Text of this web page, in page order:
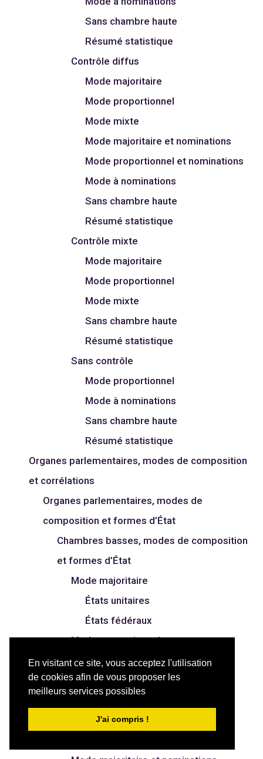
En visitant ce site, vous acceptez l'utilisation
de cookies afin de vous proposer les
meilleurs services possibles
J'ai compris !
Sans chambre haute
Résumé statistique
Contrôle diffus
Mode majoritaire
Mode proportionnel
Mode mixte
Mode majoritaire et nominations
Mode proportionnel et nominations
Mode à nominations
Sans chambre haute
Résumé statistique
Contrôle mixte
Mode majoritaire
Mode proportionnel
Mode mixte
Sans chambre haute
Résumé statistique
Sans contrôle
Mode proportionnel
Mode à nominations
Sans chambre haute
Résumé statistique
Organes parlementaires, modes de composition
et corrélations
Organes parlementaires, modes de
composition et formes d’État
Chambres basses, modes de composition
et formes d’État
Mode majoritaire
États unitaires
États fédéraux
Mode proportionnel
États unitaires
États fédéraux
Mode mixte
États unitaires